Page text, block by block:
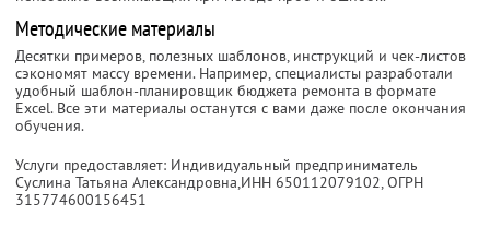
Методические материалы
Десятки примеров, полезных шаблонов, инструкций и чек-листов
сэкономят массу времени. Например, специалисты разработали
удобный шаблон-планировщик бюджета ремонта в формате
Excel. Все эти материалы останутся с вами даже после окончания
обучения.
Услуги предоставляет: Индивидуальный предприниматель
Суслина Татьяна Александровна,ИНН 650112079102, ОГРН
315774600156451